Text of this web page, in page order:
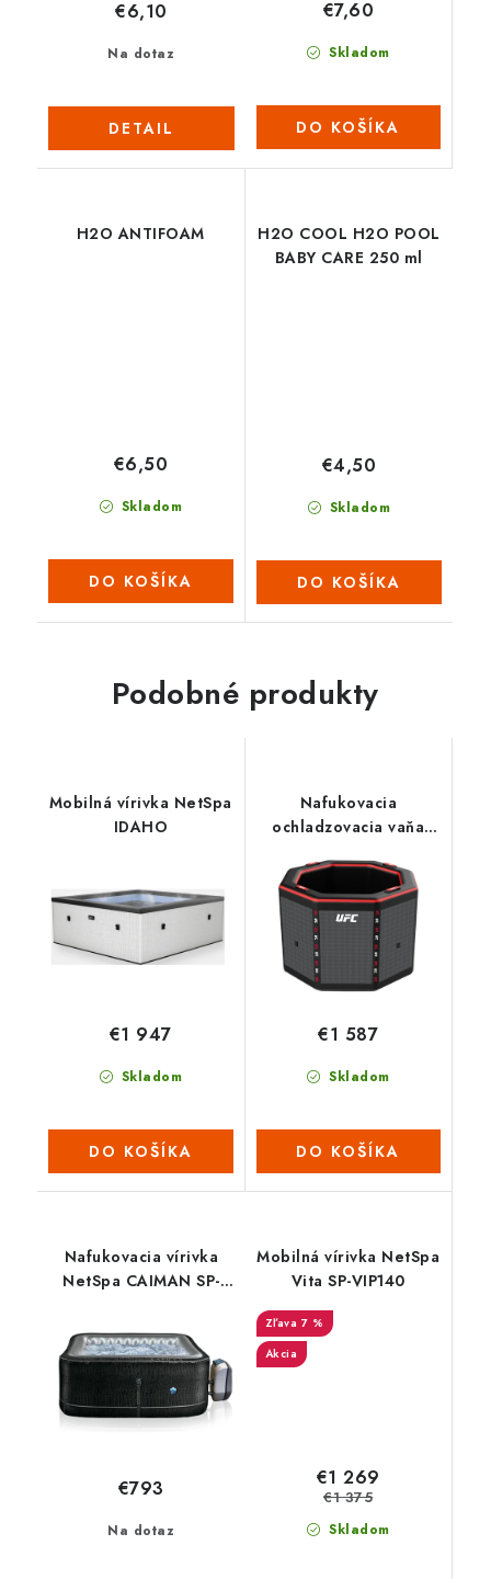
Na dotaz
€6,10
DETAIL
Skladom
€7,60
DO KOŠÍKA
H2O ANTIFOAM
Skladom
€6,50
DO KOŠÍKA
H2O COOL H2O POOL
BABY CARE 250 ml
Skladom
€4,50
DO KOŠÍKA
Podobné produkty
Mobilná vírivka NetSpa
IDAHO
Skladom
€1 947
DO KOŠÍKA
Nafukovacia
ochladzovacia vaňa
Skladom
€1 587
DO KOŠÍKA
Nafukovacia vírivka
NetSpa CAIMAN SP-
Na dotaz
€793
Mobilná vírivka NetSpa
Vita SP-VIP140
7 %
Akcia
Skladom
€1 269
€1 375